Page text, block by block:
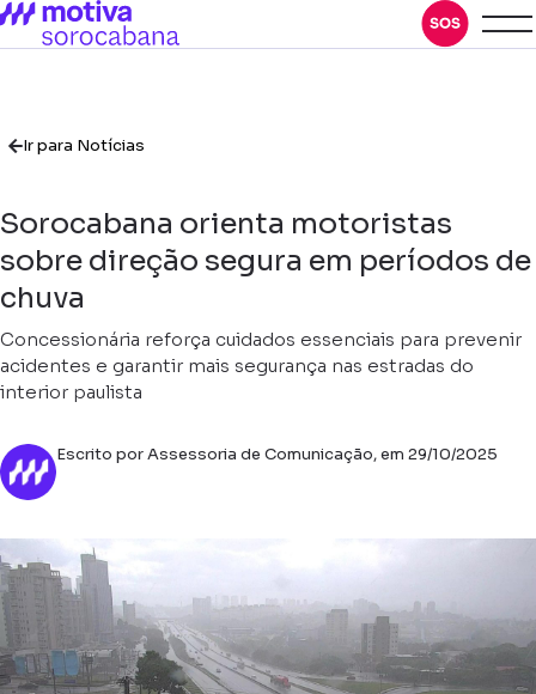
Ir para Notícias
Sorocabana orienta motoristas
sobre direção segura em períodos de
chuva
Concessionária reforça cuidados essenciais para prevenir
acidentes e garantir mais segurança nas estradas do
interior paulista
Escrito por Assessoria de Comunicação, em 29/10/2025